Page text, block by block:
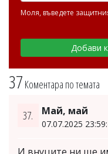
37 Коментара по темата
37. Май, май
07.07.2025
И внуците ни ще
Моля, въведете